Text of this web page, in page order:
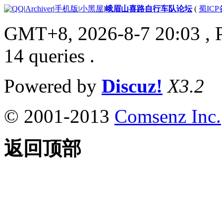
|Archiver|手机版|小黑屋|峨眉山喜路自行车队论坛( 蜀ICP
GMT+8, 2026-8-7 20:03 ,
14 queries .
Powered by Discuz! X3.2
© 2001-2013 Comsenz Inc.
返回顶部